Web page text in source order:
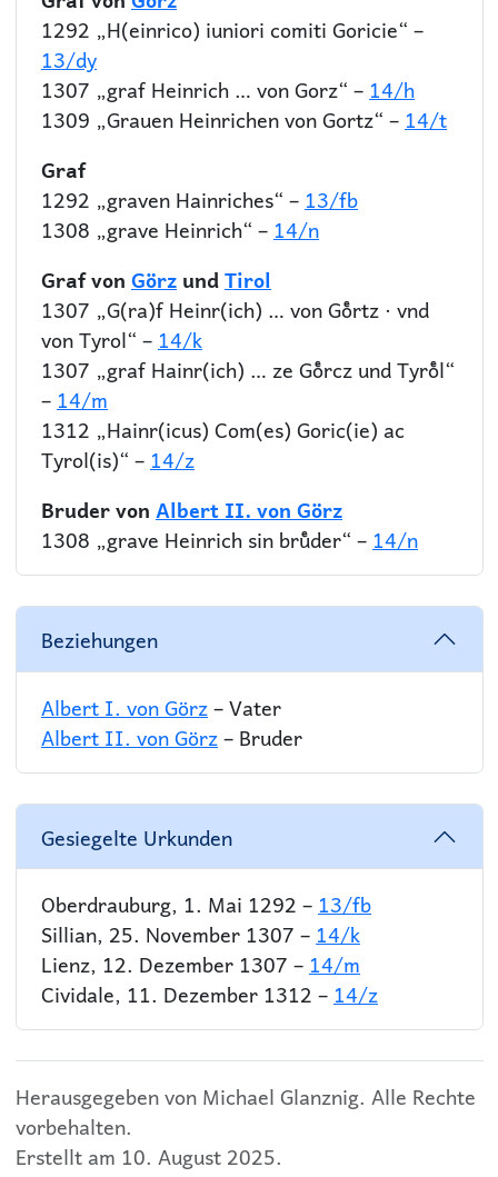
1292 „H(einrico) iuniori comiti Goricie“ –
13/dy
1307 „graf Heinrich … von Gorz“ – 14/h
1309 „Grauen Heinrichen von Gortz“ – 14/t
Graf
1292 „graven Hainriches“ – 13/fb
1308 „grave Heinrich“ – 14/n
Graf von Görz undTirol
1307 „G(ra)f Heinr(ich) … von Goͤrtz · vnd
von Tyrol“ – 14/k
1307 „graf Hainr(ich) … ze Goͤrcz und Tyroͤl“
– 14/m
1312 „Hainr(icus) Com(es) Goric(ie) ac
Tyrol(is)“ – 14/z
Bruder von Albert II. von Görz
1308 „grave Heinrich sin bruͤder“ – 14/n
Beziehungen
Albert I. von Görz– Vater
Albert II. von Görz– Bruder
Gesiegelte Urkunden
Oberdrauburg, 1. Mai 1292 – 13/fb
Sillian, 25. November 1307 – 14/k
Lienz, 12. Dezember 1307 – 14/m
Cividale, 11. Dezember 1312 – 14/z
Herausgegeben von Michael Glanznig. Alle Rechte
vorbehalten.
Erstellt am 10. August 2025.